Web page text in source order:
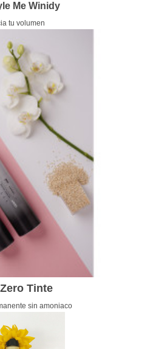
Me Winidy
tu volumen
Tinte
sin amoniaco